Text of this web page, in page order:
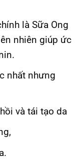
là Sữa Ong
nhiên giúp ức
nhất nhưng
và tái tạo da